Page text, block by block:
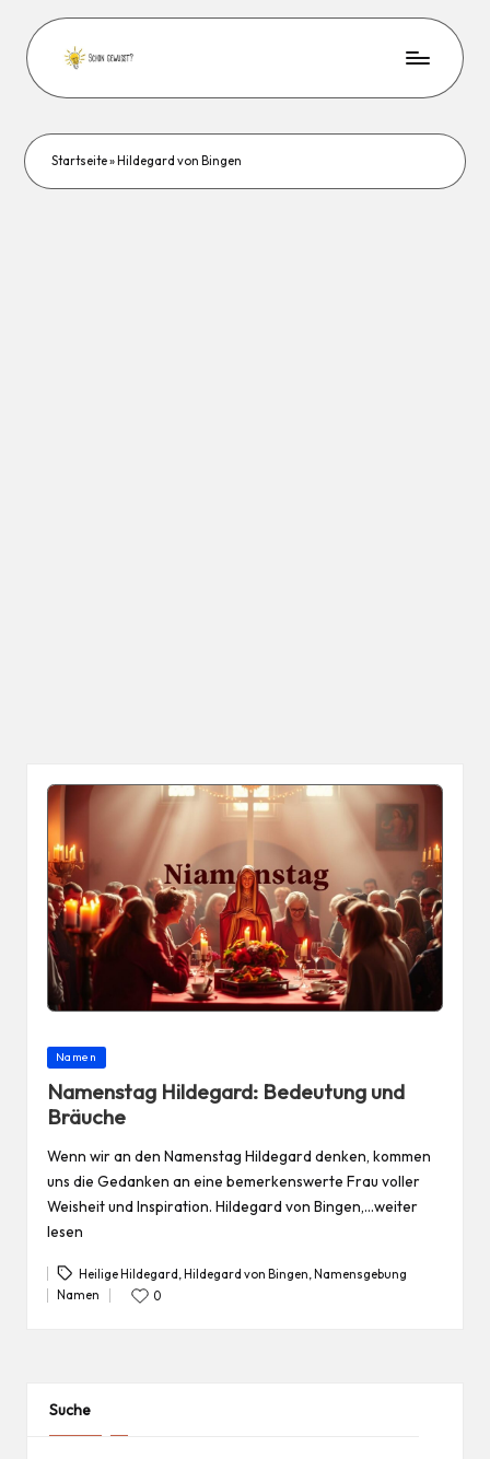
Startseite» Hildegard von Bingen
Posted
Namen
Namenstag Hildegard: Bedeutung und
Bräuche
Wenn wir an den Namenstag Hildegard denken, kommen
uns die Gedanken an eine bemerkenswerte Frau voller
Weisheit und Inspiration. Hildegard von Bingen,…weiter
lesen
Tags:
Heilige Hildegard ,Hildegard von Bingen ,Namensgebung
Posted
Namen 0
Suche